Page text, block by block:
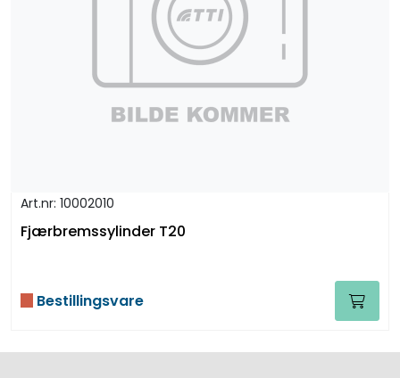
Art.nr: 10002010
Fjærbremssylinder T20
Bestillingsvare